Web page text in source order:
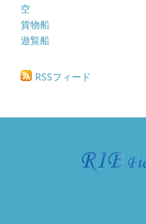
空
貨物船
遊覧船
RSSフィード